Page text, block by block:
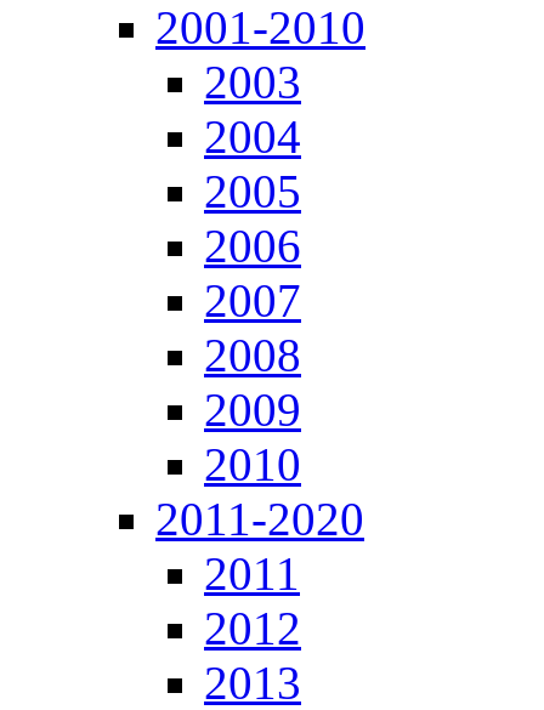
2001-2010
2003
2004
2005
2006
2007
2008
2009
2010
2011-2020
2011
2012
2013